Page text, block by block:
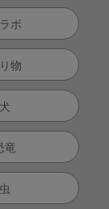
ボ
物
犬
竜
虫